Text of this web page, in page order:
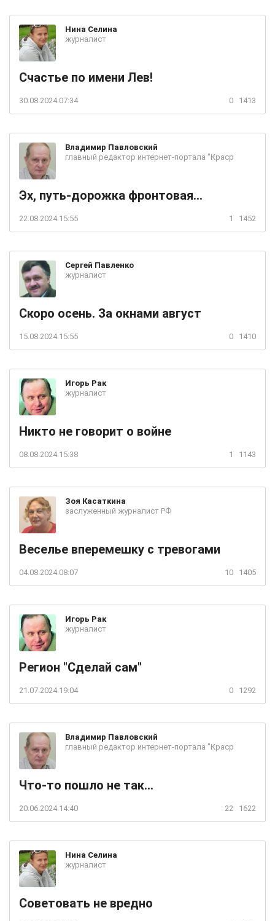
Нина Селина
журналист
Счастье по имени Лев!
30.08.2024 07:34 0 1413
Владимир Павловский
главный редактор интернет-портала "Краср
Эх, путь-дорожка фронтовая...
22.08.2024 15:55 1 1452
Сергей Павленко
журналист
Скоро осень. За окнами август
15.08.2024 15:55 0 1410
Игорь Рак
журналист
Никто не говорит о войне
08.08.2024 15:38 1 1143
Зоя Касаткина
заслуженный журналист РФ
Веселье вперемешку с тревогами
04.08.2024 08:07 10 1405
Игорь Рак
журналист
Регион "Сделай сам"
21.07.2024 19:04 0 1292
Владимир Павловский
главный редактор интернет-портала "Краср
Что-то пошло не так...
20.06.2024 14:40 22 1622
Нина Селина
журналист
Советовать не вредно